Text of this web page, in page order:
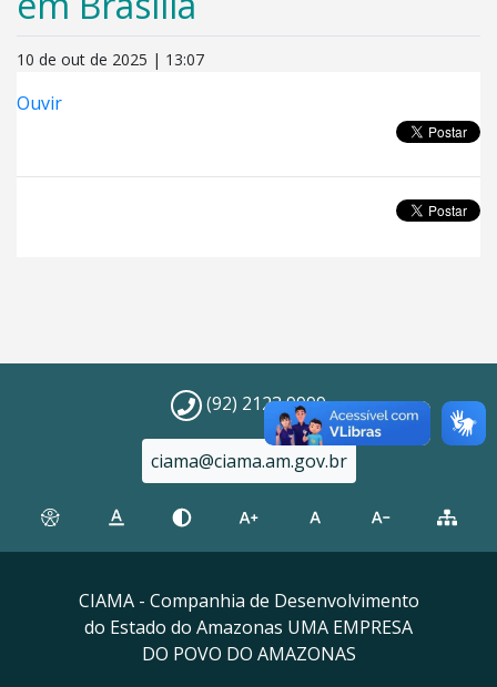
10 de out de 2025 | 13:07
Ouvir
(92) 2123 9999
ciama@ciama.am.gov.br
CIAMA - Companhia de Desenvolvimento
do Estado do Amazonas UMA EMPRESA
DO POVO DO AMAZONAS